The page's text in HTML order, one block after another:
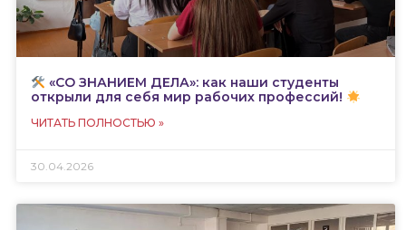
«СО ЗНАНИЕМ ДЕЛА»: как наши студенты
открыли для себя мир рабочих профессий!
ЧИТАТЬ ПОЛНОСТЬЮ »
30.04.2026